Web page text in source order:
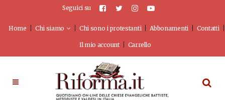
Seguici su
Home Chi siamo Chi sono i protestanti Abbonamenti Contatti
Il mio account Carrello